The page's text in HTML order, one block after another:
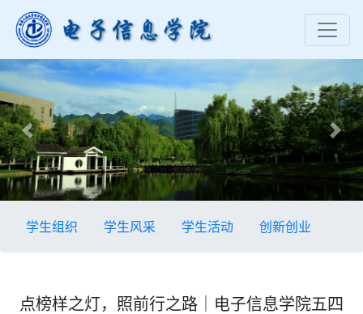
Previous Next
学生组织 学生风采 学生活动 创新创业
点榜样之灯，照前行之路｜电子信息学院五四